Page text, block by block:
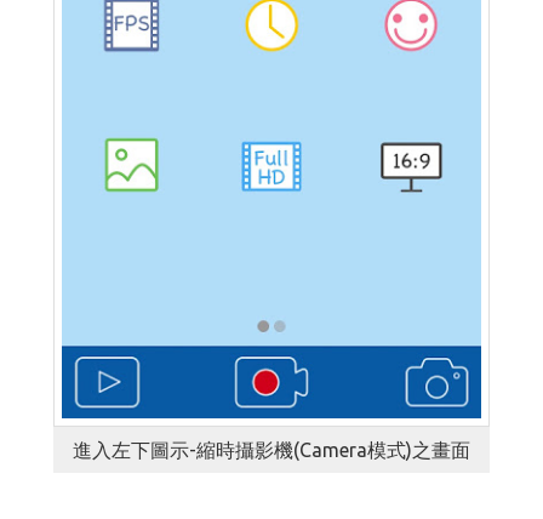
進入左下圖示-縮時攝影機(Camera模式)之畫面